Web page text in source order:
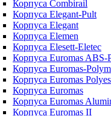
Корпуса Combirail
Корпуса Elegant-Pult
Корпуса Elegant
Корпуса Elemen
Корпуса Elesett-Eletec
Корпуса Euromas ABS-
Корпуса Euromas-
Корпуса Euromas
Корпуса Euromas
Корпуса Euromas
Корпуса Euromas II